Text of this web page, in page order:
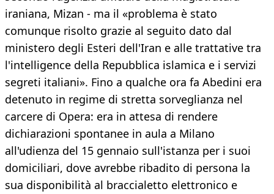
iraniana, Mizan - ma il «problema è stato
comunque risolto grazie al seguito dato dal
ministero degli Esteri dell'Iran e alle trattative tra
l'intelligence della Repubblica islamica e i servizi
segreti italiani». Fino a qualche ora fa Abedini era
detenuto in regime di stretta sorveglianza nel
carcere di Opera: era in attesa di rendere
dichiarazioni spontanee in aula a Milano
all'udienza del 15 gennaio sull'istanza per i suoi
domiciliari, dove avrebbe ribadito di persona la
sua disponibilità al braccialetto elettronico e